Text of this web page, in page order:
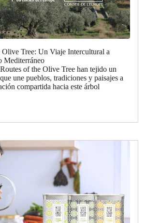
Olive Tree: Un Viaje Intercultural a
Mediterráneo
of the Olive Tree han tejido un
une pueblos, tradiciones y paisajes a
compartida hacia este árbol